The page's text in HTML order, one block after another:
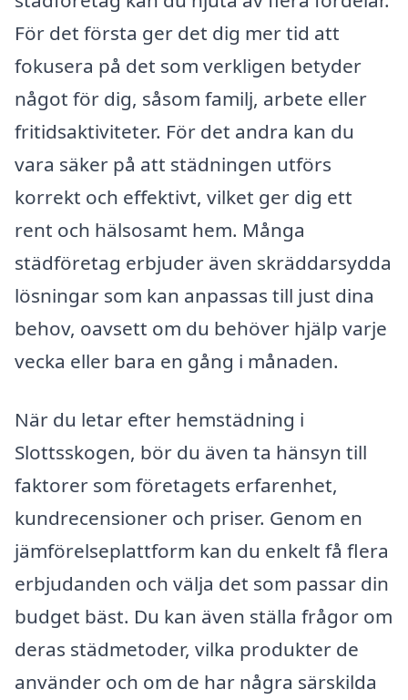
För det första ger det dig mer tid att
fokusera på det som verkligen betyder
något för dig, såsom familj, arbete eller
fritidsaktiviteter. För det andra kan du
vara säker på att städningen utförs
korrekt och effektivt, vilket ger dig ett
rent och hälsosamt hem. Många
städföretag erbjuder även skräddarsydda
lösningar som kan anpassas till just dina
behov, oavsett om du behöver hjälp varje
vecka eller bara en gång i månaden.
När du letar efter hemstädning i
Slottsskogen, bör du även ta hänsyn till
faktorer som företagets erfarenhet,
kundrecensioner och priser. Genom en
jämförelseplattform kan du enkelt få flera
erbjudanden och välja det som passar din
budget bäst. Du kan även ställa frågor om
deras städmetoder, vilka produkter de
använder och om de har några särskilda